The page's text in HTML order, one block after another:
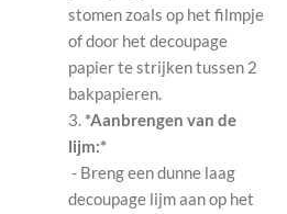
stomen zoals op het filmpje
of door het decoupage
papier te strijken tussen 2
bakpapieren.
3.*Aanbrengen van de
lijm:*
- Breng een dunne laag
decoupage lijm aan op het